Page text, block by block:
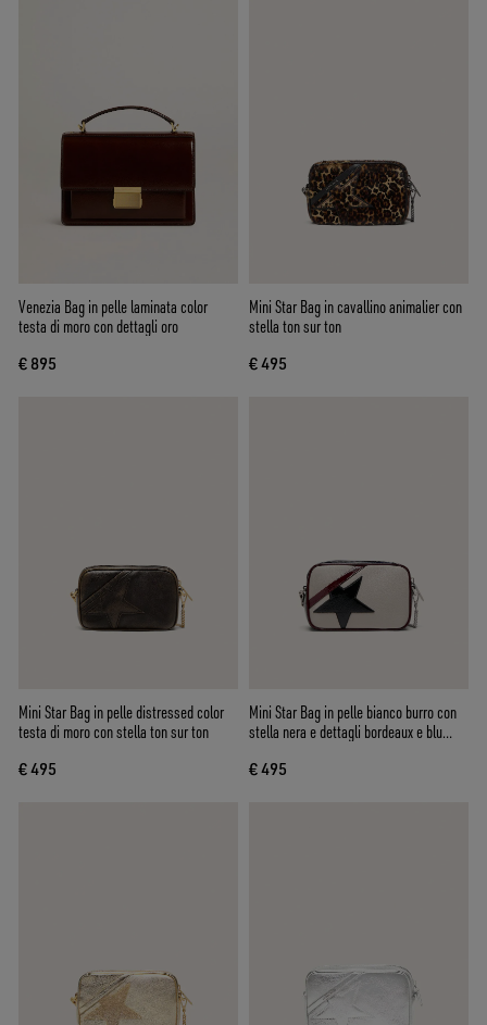
Venezia Bag in pelle laminata color
testa di moro con dettagli oro
€ 895
Mini Star Bag in cavallino animalier con
stella ton sur ton
€ 495
Mini Star Bag in pelle distressed color
testa di moro con stella ton sur ton
€ 495
Mini Star Bag in pelle bianco burro con
stella nera e dettagli bordeaux e blu
€ 495